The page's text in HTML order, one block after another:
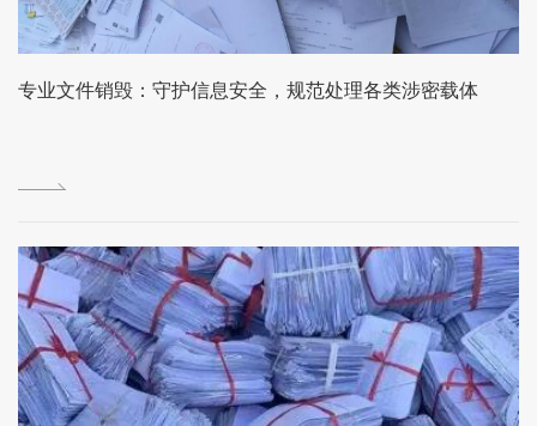
专业文件销毁：守护信息安全，规范处理各类涉密载体